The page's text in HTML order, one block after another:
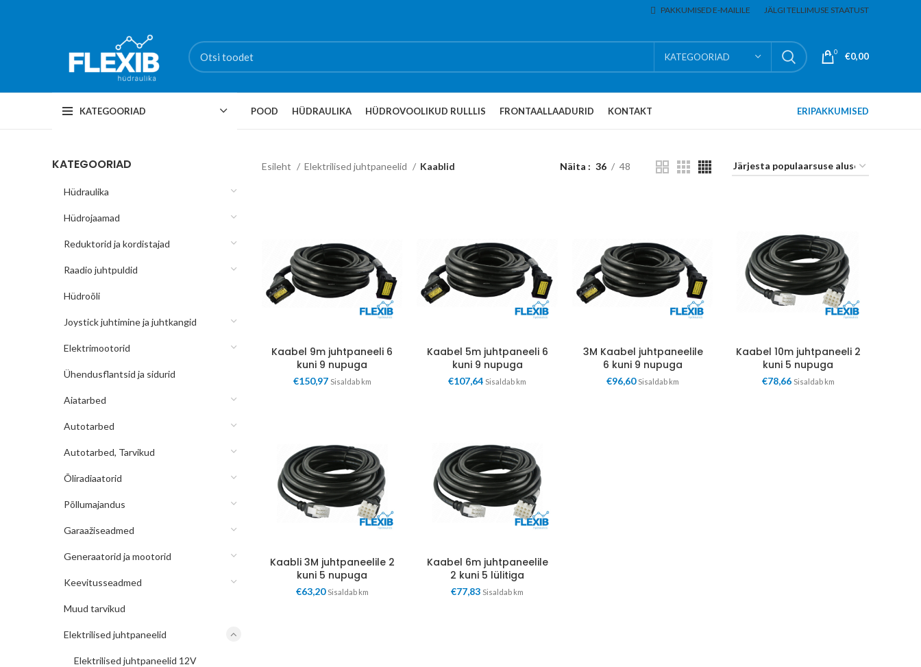
PAKKUMISED E-MAILILE JÄLGI TELLIMUSE STAATUST
KATEGOORIAD 0 €0,00
KATEGOORIAD POOD HÜDRAULIKA HÜDROVOOLIKUD RULLLIS FRONTAALLAADURID KONTAKT ERIPAKKUMISED
KATEGOORIAD
Hüdraulika
Hüdrojaamad
Reduktorid ja kordistajad
Raadio juhtpuldid
Hüdroõli
Joystick juhtimine ja juhtkangid
Elektrimootorid
Ühendusflantsid ja sidurid
Aiatarbed
Autotarbed
Autotarbed, Tarvikud
Õliradiaatorid
Põllumajandus
Garaažiseadmed
Generaatorid ja mootorid
Keevitusseadmed
Muud tarvikud
Elektrilised juhtpaneelid
Elektrilised juhtpaneelid 12V
Esileht Elektrilised juhtpaneelid Kaablid Näita 36 48
Kaabel 9m juhtpaneeli 6
kuni 9 nupuga
€150,97 Sisaldab km
Kaabel 5m juhtpaneeli 6
kuni 9 nupuga
€107,64 Sisaldab km
3M Kaabel juhtpaneelile
6 kuni 9 nupuga
€96,60 Sisaldab km
Kaabel 10m juhtpaneeli 2
kuni 5 nupuga
€78,66 Sisaldab km
Kaabli 3M juhtpaneelile 2
kuni 5 nupuga
€63,20 Sisaldab km
Kaabel 6m juhtpaneelile
2 kuni 5 lülitiga
€77,83 Sisaldab km